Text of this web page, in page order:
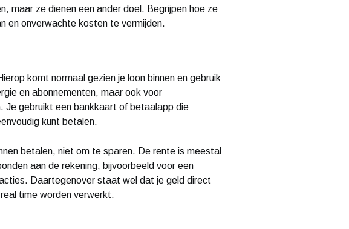
maar ze dienen een ander doel. Begrijpen hoe ze
en onverwachte kosten te vermijden.
komt normaal gezien je loon binnen en gebruik
en abonnementen, maar ook voor
Je gebruikt een bankkaart of betaalapp die
kunt betalen.
betalen, niet om te sparen. De rente is meestal
aan de rekening, bijvoorbeeld voor een
Daartegenover staat wel dat je geld direct
time worden verwerkt.